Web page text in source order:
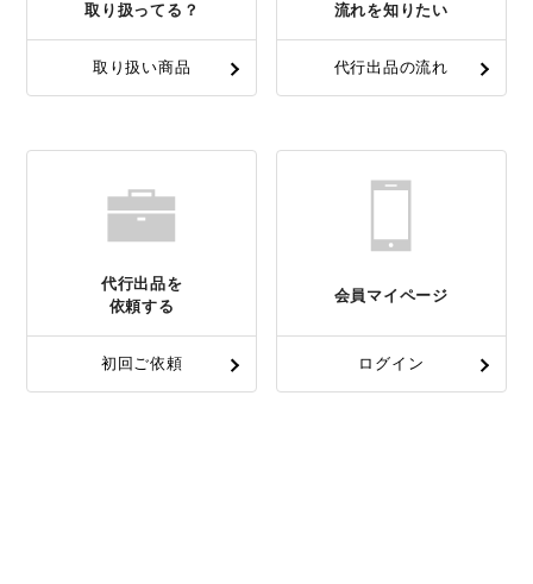
取り扱ってる？
取り扱い商品
流れを知りたい
代行出品の流れ
代行出品を
依頼する
初回ご依頼
会員マイページ
ログイン